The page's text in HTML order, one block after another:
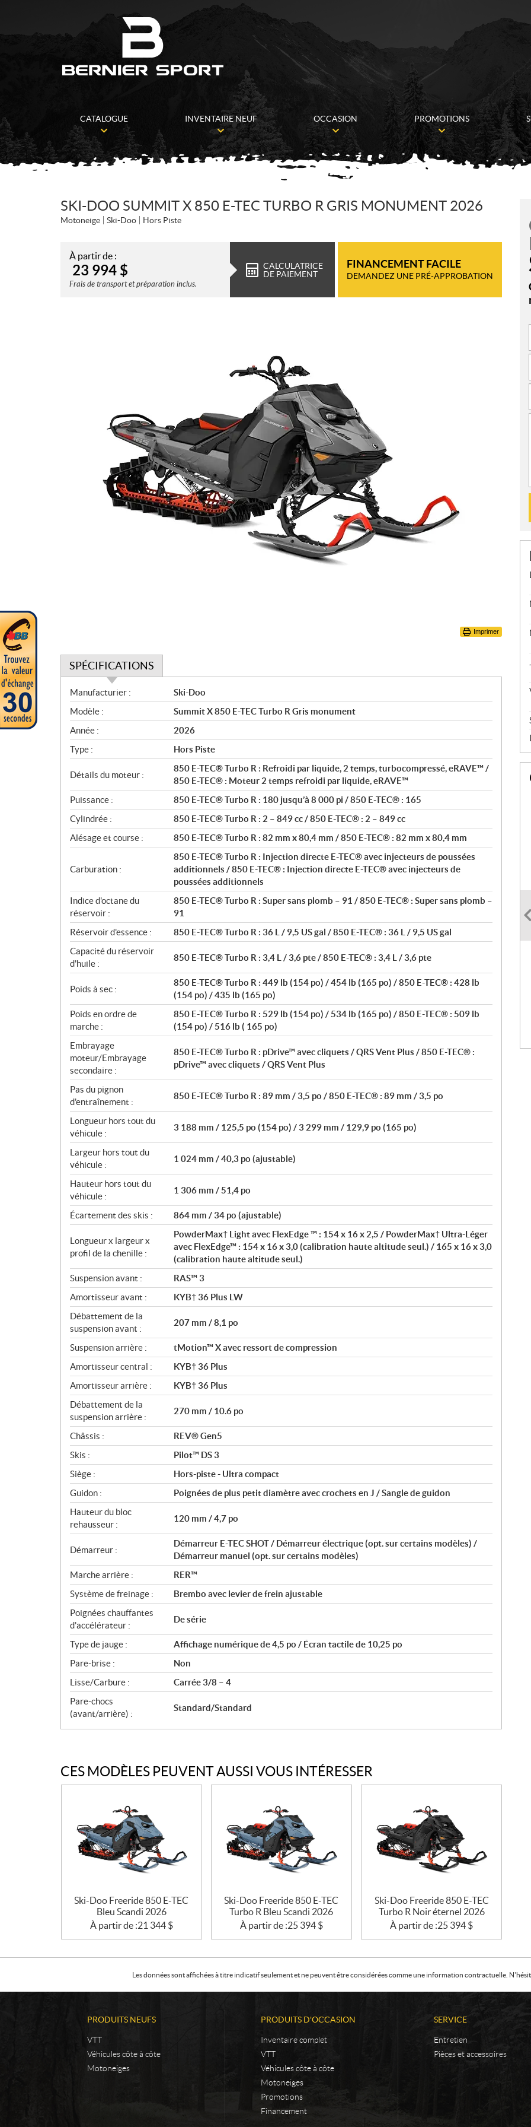
CATALOGUE INVENTAIRE NEUF OCCASION PROMOTIONS
SKI-DOO SUMMIT X 850 E-TEC TURBO R GRIS MONUMENT 2026
Motoneige Ski-Doo Hors Piste
À partir de :
23 994 $
Frais de transport et préparation inclus.
CALCULATRICE
DE PAIEMENT
FINANCEMENT FACILE
DEMANDEZ UNE PRÉ-APPROBATION
Imprimer
SPÉCIFICATIONS
S
p
é
c
i
f
i
c
a
t
i
o
n
Manufacturier :
Ski-Doo
Modèle :
Summit X 850 E-TEC Turbo R Gris monument
Année :
2026
Type :
Hors Piste
Détails du moteur :
850 E-TEC® Turbo R : Refroidi par liquide, 2 temps, turbocompressé, eRAVE™ /
850 E-TEC® : Moteur 2 temps refroidi par liquide, eRAVE™
Puissance :
850 E-TEC® Turbo R : 180 jusqu’à 8 000 pi / 850 E-TEC® : 165
Cylindrée :
850 E-TEC® Turbo R : 2 – 849 cc / 850 E-TEC® : 2 – 849 cc
Alésage et course :
850 E-TEC® Turbo R : 82 mm x 80,4 mm / 850 E-TEC® : 82 mm x 80,4 mm
Carburation :
850 E-TEC® Turbo R : Injection directe E-TEC® avec injecteurs de poussées
additionnels / 850 E-TEC® : Injection directe E-TEC® avec injecteurs de
poussées additionnels
Indice d'octane du
réservoir :
850 E-TEC® Turbo R : Super sans plomb – 91 / 850 E-TEC® : Super sans plomb –
91
Réservoir d'essence :
850 E-TEC® Turbo R : 36 L / 9,5 US gal / 850 E-TEC® : 36 L / 9,5 US gal
Capacité du réservoir
d'huile :
850 E-TEC® Turbo R : 3,4 L / 3,6 pte / 850 E-TEC® : 3,4 L / 3,6 pte
Poids à sec :
850 E-TEC® Turbo R : 449 lb (154 po) / 454 lb (165 po) / 850 E-TEC® : 428 lb
(154 po) / 435 lb (165 po)
Poids en ordre de
marche :
850 E-TEC® Turbo R : 529 lb (154 po) / 534 lb (165 po) / 850 E-TEC® : 509 lb
(154 po) / 516 lb ( 165 po)
Embrayage
moteur/Embrayage
secondaire :
850 E-TEC® Turbo R : pDrive™ avec cliquets / QRS Vent Plus / 850 E-TEC® :
pDrive™ avec cliquets / QRS Vent Plus
Pas du pignon
d'entraînement :
850 E-TEC® Turbo R : 89 mm / 3,5 po / 850 E-TEC® : 89 mm / 3,5 po
Longueur hors tout du
véhicule :
3 188 mm / 125,5 po (154 po) / 3 299 mm / 129,9 po (165 po)
Largeur hors tout du
véhicule :
1 024 mm / 40,3 po (ajustable)
Hauteur hors tout du
véhicule :
1 306 mm / 51,4 po
Écartement des skis : 864 mm / 34 po (ajustable)
Longueur x largeur x
profil de la chenille :
PowderMax† Light avec FlexEdge ™ : 154 x 16 x 2,5 / PowderMax† Ultra-Léger
avec FlexEdge™ : 154 x 16 x 3,0 (calibration haute altitude seul.) / 165 x 16 x 3,0
(calibration haute altitude seul.)
Suspension avant :
RAS™ 3
Amortisseur avant :
KYB† 36 Plus LW
Débattement de la
suspension avant :
207 mm / 8,1 po
Suspension arrière :
tMotion™ X avec ressort de compression
Amortisseur central :
KYB† 36 Plus
Amortisseur arrière :
KYB† 36 Plus
Débattement de la
suspension arrière :
270 mm / 10.6 po
Châssis :
REV® Gen5
Skis :
Pilot™ DS 3
Siège :
Hors-piste - Ultra compact
Guidon :
Poignées de plus petit diamètre avec crochets en J / Sangle de guidon
Hauteur du bloc
rehausseur :
120 mm / 4,7 po
Démarreur :
Démarreur E-TEC SHOT / Démarreur électrique (opt. sur certains modèles) /
Démarreur manuel (opt. sur certains modèles)
Marche arrière :
RER™
Système de freinage :
Brembo avec levier de frein ajustable
Poignées chauffantes
d'accélérateur :
De série
Type de jauge :
Affichage numérique de 4,5 po / Écran tactile de 10,25 po
Pare-brise :
Non
Lisse/Carbure :
Carrée 3/8 – 4
Pare-chocs
(avant/arrière) :
Standard/Standard
CES MODÈLES PEUVENT AUSSI VOUS INTÉRESSER
Ski-Doo Freeride 850 E-TEC
Bleu Scandi 2026
À partir de :21 344 $
Ski-Doo Freeride 850 E-TEC
Turbo R Bleu Scandi 2026
À partir de :25 394 $
Ski-Doo Freeride 850 E-TEC
Turbo R Noir éternel 2026
À partir de :25 394 $
Les données sont affichées à titre indicatif seulement et ne peuvent être considérées comme une information contractuelle.
PRODUITS NEUFS
VTT
Véhicules côte à côte
Motoneiges
PRODUITS D'OCCASION
Inventaire complet
VTT
Véhicules côte à côte
Motoneiges
Promotions
Financement
SERVICE
Entretien
Pièces et accessoires